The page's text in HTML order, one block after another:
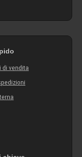
di vendita